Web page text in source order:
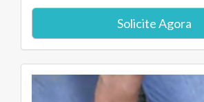
Solicite Agora